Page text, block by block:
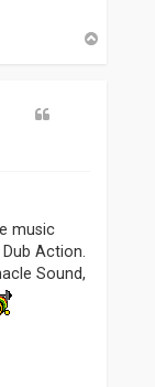
music
Action.
Sound,